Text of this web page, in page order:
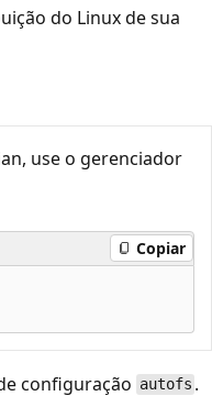
do Linux de sua
use o gerenciador
Copiar
configuração autofs .